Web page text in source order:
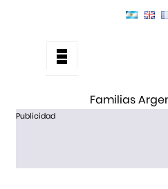
Familias
Publicidad